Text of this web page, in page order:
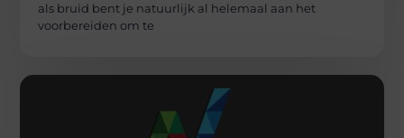
als bruid bent je natuurlijk al helemaal aan het
voorbereiden om te